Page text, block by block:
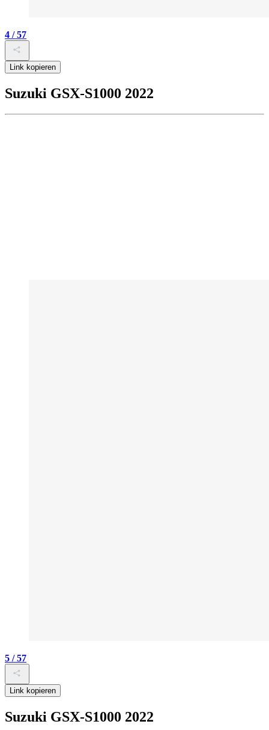
4 / 57
Link kopieren
Suzuki GSX-S1000 2022
5 / 57
Link kopieren
Suzuki GSX-S1000 2022